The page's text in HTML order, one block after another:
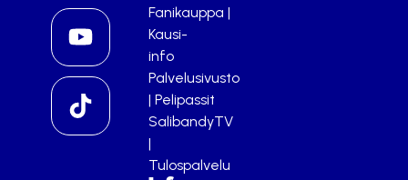
Fanikauppa |
Kausi-
info
Palvelusivusto
| Pelipassit
SalibandyTV
|
Tulospalvelu